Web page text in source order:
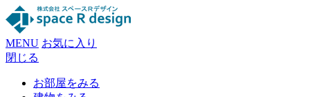
MENU お気に入り
閉じる
お部屋をみる